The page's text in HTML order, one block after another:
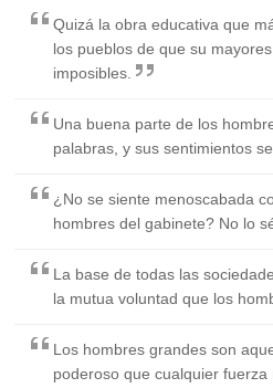
Quizá la obra educativa que
los pueblos de que su
imposibles.
Una buena parte de los
palabras, y sus sentimientos
¿No se siente menoscabada
hombres del gabinete? No lo
La base de todas las
la mutua voluntad que los
Los hombres grandes son
poderoso que cualquier